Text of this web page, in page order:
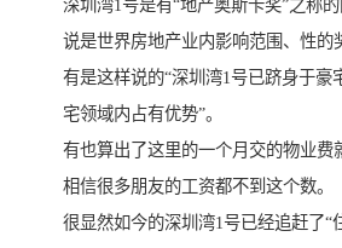
深圳湾1号是有“地产奥斯卡奖”之称
说是世界房地产业内影响范围、性的
有是这样说的“深圳湾1号已跻身于豪
宅领域内占有优势”。
有也算出了这里的一个月交的物业费
相信很多朋友的工资都不到这个数。
很显然如今的深圳湾1号已经追赶了“